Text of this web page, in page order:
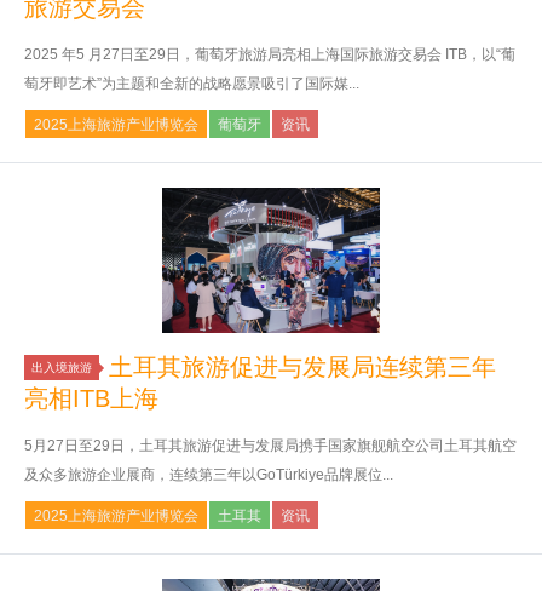
旅游交易会
2025 年5 月27日至29日，葡萄牙旅游局亮相上海国际旅游交易会 ITB，以“葡
萄牙即艺术”为主题和全新的战略愿景吸引了国际媒...
2025上海旅游产业博览会 葡萄牙 资讯
出入境旅游
土耳其旅游促进与发展局连续第三年
亮相ITB上海
5月27日至29日，土耳其旅游促进与发展局携手国家旗舰航空公司土耳其航空
及众多旅游企业展商，连续第三年以GoTürkiye品牌展位...
2025上海旅游产业博览会 土耳其 资讯